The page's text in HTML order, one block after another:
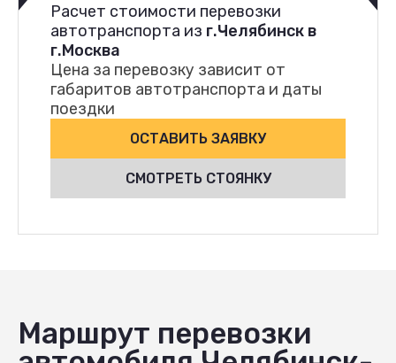
Расчет стоимости перевозки
автотранспорта из г.Челябинск в
г.Москва
Цена за перевозку зависит от
габаритов автотранспорта и даты
поездки
ОСТАВИТЬ ЗАЯВКУ
СМОТРЕТЬ СТОЯНКУ
Маршрут перевозки